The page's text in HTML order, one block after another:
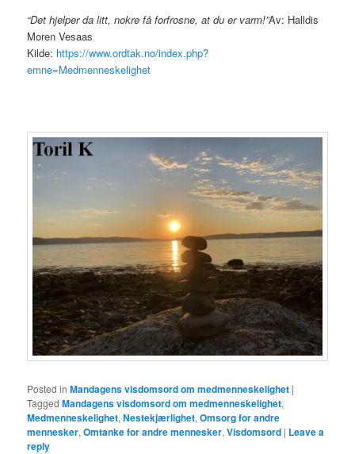
“Det hjelper da litt, nokre få forfrosne, at du er varm!”Av: Halldis
Moren Vesaas
Kilde: https://www.ordtak.no/index.php?
emne=Medmenneskelighet
Posted in Mandagens visdomsord om medmenneskelighet |
Tagged Mandagens visdomsord om medmenneskelighet,
Medmenneskelighet,Nestekjærlighet,Omsorg for andre
mennesker,Omtanke for andre mennesker,Visdomsord | Leave a
reply